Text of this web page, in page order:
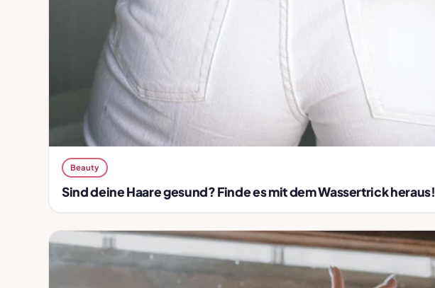
Beauty
Sind deine Haare gesund? Finde es mit dem Wassertrick heraus!